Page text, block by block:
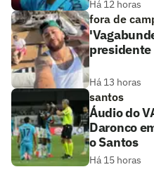
Há 12 horas
fora de
presidente
Há 13 horas
santos
Áudio do
Daronco
o Santos
Há 15 horas